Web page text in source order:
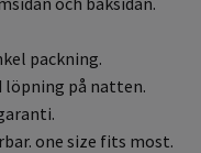
packning.
löpning på natten.
one size fits most.